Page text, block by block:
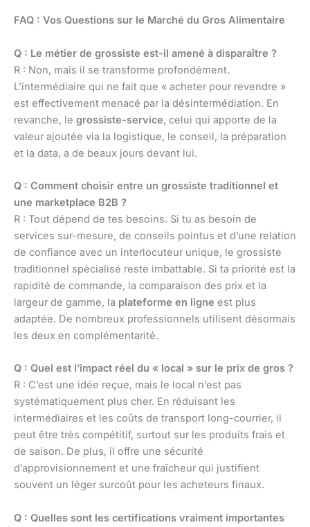
FAQ : Vos Questions sur le Marché du Gros Alimentaire
Q : Le métier de grossiste est-il amené à disparaître ?
R : Non, mais il se transforme profondément.
L’intermédiaire qui ne fait que « acheter pour revendre »
est effectivement menacé par la désintermédiation. En
revanche, le grossiste-service, celui qui apporte de la
valeur ajoutée via la logistique, le conseil, la préparation
et la data, a de beaux jours devant lui.
Q : Comment choisir entre un grossiste traditionnel et
une marketplace B2B ?
R : Tout dépend de tes besoins. Si tu as besoin de
services sur-mesure, de conseils pointus et d’une relation
de confiance avec un interlocuteur unique, le grossiste
traditionnel spécialisé reste imbattable. Si ta priorité est la
rapidité de commande, la comparaison des prix et la
largeur de gamme, la plateforme en ligne est plus
adaptée. De nombreux professionnels utilisent désormais
les deux en complémentarité.
Q : Quel est l’impact réel du « local » sur le prix de gros ?
R : C’est une idée reçue, mais le local n’est pas
systématiquement plus cher. En réduisant les
intermédiaires et les coûts de transport long-courrier, il
peut être très compétitif, surtout sur les produits frais et
de saison. De plus, il offre une sécurité
d’approvisionnement et une fraîcheur qui justifient
souvent un léger surcoût pour les acheteurs finaux.
Q : Quelles sont les certifications vraiment importantes